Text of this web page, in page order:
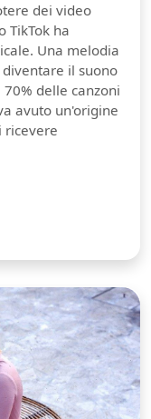
dei video
TikTok ha
Una melodia
il suono
delle canzoni
avuto un'origine
ricevere